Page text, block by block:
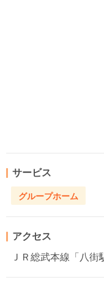
サービス
グループホーム
アクセス
ＪＲ総武本線「八